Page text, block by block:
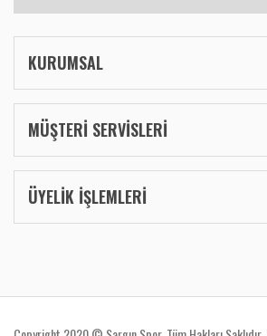
KURUMSAL
MÜŞTERİ SERVİSLERİ
ÜYELİK İŞLEMLERİ